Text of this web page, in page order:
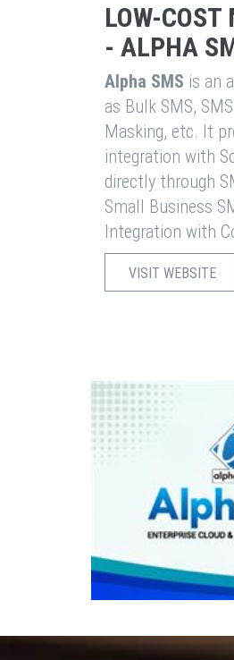
LOW-
- ALPHA
Alpha SMS is an
as Bulk SMS,
Masking, etc. It
integration with
directly through
Small Business
Integration with
VISIT WEBSITE